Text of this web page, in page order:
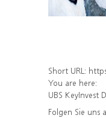
Short URL: https://
You are here:
UBS KeyInvest
Folgen Sie uns